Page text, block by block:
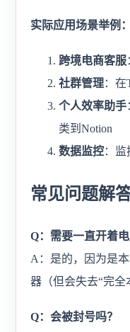
实际应用场景举例：
跨境电商客服
社群管理：
个人效率助手
类到Notion
数据监控：
常见问题解
Q：需要一直开着电
A：是的，因为是
器（但会失去“完全
Q：会被封号吗？